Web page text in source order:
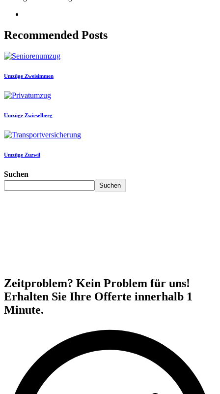
Recommended Posts
Umzüge Zweisimmen
Umzüge Zwieselberg
Umzüge Zuzwil
Suchen
Suchen
Zeitproblem? Kein Problem für uns!
Erhalten Sie Ihre Offerte innerhalb 1
Minute.